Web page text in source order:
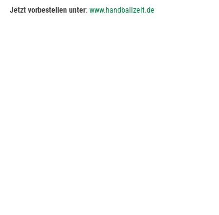
Jetzt vorbestellen unter: www.handballzeit.de